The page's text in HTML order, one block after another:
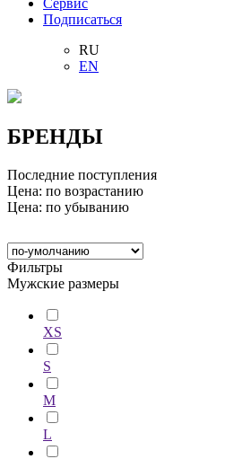
Сервис
Подписаться
RU
EN
БРЕНДЫ
Последние поступления
Цена: по возрастанию
Цена: по убыванию
Фильтры
Мужские размеры
XS
S
M
L